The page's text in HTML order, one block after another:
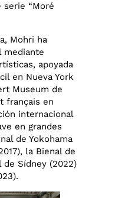
“Moré
Mohri ha
mediante
apoyada
en Nueva York
Museum de
français en
internacional
en grandes
de Yokohama
la Bienal de
de Sídney (2022)